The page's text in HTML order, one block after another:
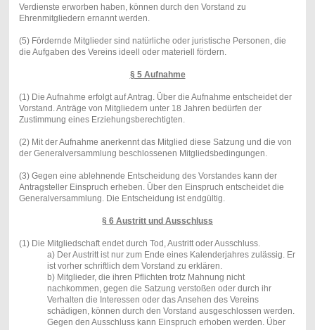
Verdienste erworben haben, können durch den Vorstand zu
Ehrenmitgliedern ernannt werden.
(5) Fördernde Mitglieder sind natürliche oder juristische Personen, die
die Aufgaben des Vereins ideell oder materiell fördern.
§ 5 Aufnahme
(1) Die Aufnahme erfolgt auf Antrag. Über die Aufnahme entscheidet der
Vorstand. Anträge von Mitgliedern unter 18 Jahren bedürfen der
Zustimmung eines Erziehungsberechtigten.
(2) Mit der Aufnahme anerkennt das Mitglied diese Satzung und die von
der Generalversammlung beschlossenen Mitgliedsbedingungen.
(3) Gegen eine ablehnende Entscheidung des Vorstandes kann der
Antragsteller Einspruch erheben. Über den Einspruch entscheidet die
Generalversammlung. Die Entscheidung ist endgültig.
§ 6 Austritt und Ausschluss
(1) Die Mitgliedschaft endet durch Tod, Austritt oder Ausschluss.
a) Der Austritt ist nur zum Ende eines Kalenderjahres zulässig. Er
ist vorher schriftlich dem Vorstand zu erklären.
b) Mitglieder, die ihren Pflichten trotz Mahnung nicht
nachkommen, gegen die Satzung verstoßen oder durch ihr
Verhalten die Interessen oder das Ansehen des Vereins
schädigen, können durch den Vorstand ausgeschlossen werden.
Gegen den Ausschluss kann Einspruch erhoben werden. Über